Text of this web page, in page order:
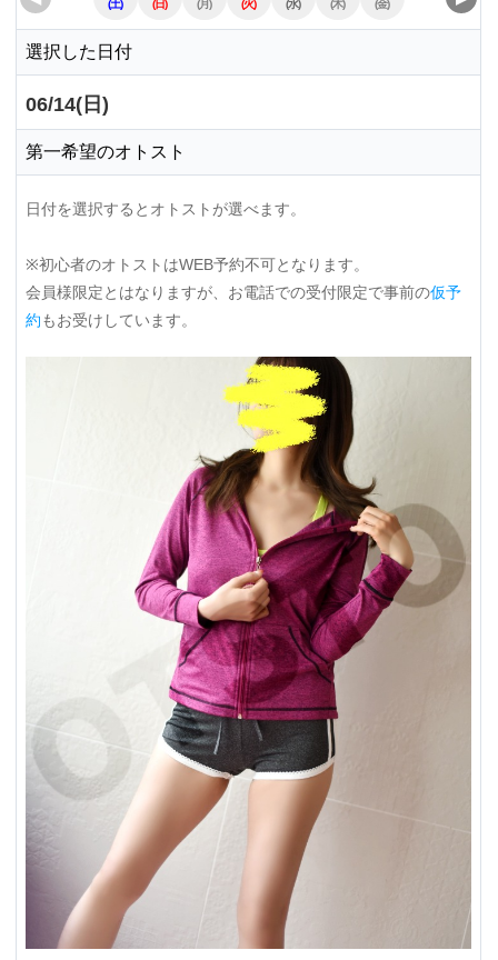
(土)
(日)
(月)
(火)
(水)
(木)
(金)
(日)
選択した日付
06/14(日)
第一希望のオトスト
日付を選択するとオトストが選べます。
※初心者のオトストはWEB予約不可となります。
会員様限定とはなりますが、お電話での受付限定で事前の仮予
約もお受けしています。